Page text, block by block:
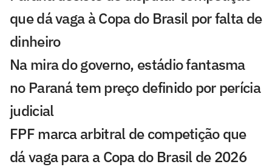
que dá vaga à Copa do Brasil por falta de
dinheiro
Na mira do governo, estádio fantasma
no Paraná tem preço definido por perícia
judicial
FPF marca arbitral de competição que
dá vaga para a Copa do Brasil de 2026